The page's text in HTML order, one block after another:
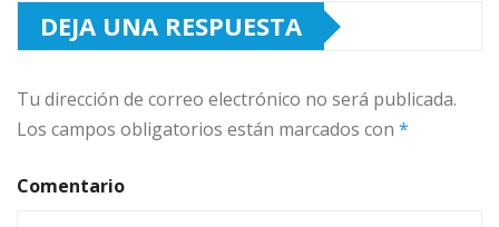
DEJA UNA RESPUESTA
Tu dirección de correo electrónico no será publicada.
Los campos obligatorios están marcados con *
Comentario